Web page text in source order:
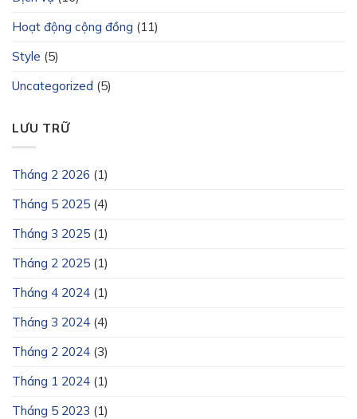
Hoạt động cộng đồng (11)
Style (5)
Uncategorized (5)
LƯU TRỮ
Tháng 2 2026 (1)
Tháng 5 2025 (4)
Tháng 3 2025 (1)
Tháng 2 2025 (1)
Tháng 4 2024 (1)
Tháng 3 2024 (4)
Tháng 2 2024 (3)
Tháng 1 2024 (1)
Tháng 5 2023 (1)